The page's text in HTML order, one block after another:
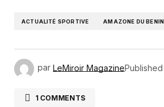
ACTUALITÉ SPORTIVE AMAZONE DU BENIN
par LeMiroir MagazinePublished
1 COMMENTS